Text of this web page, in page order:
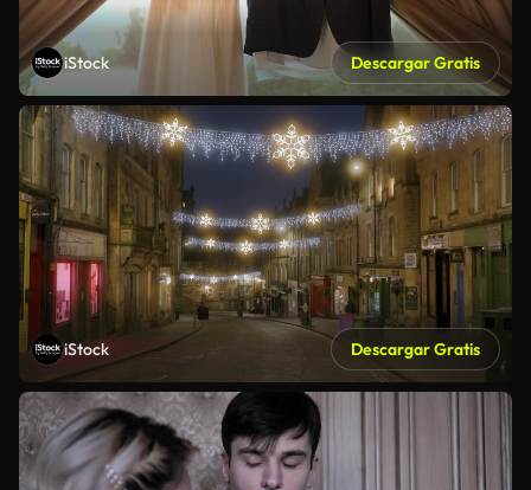
iStock Descargar Gratis
iStock Descargar Gratis